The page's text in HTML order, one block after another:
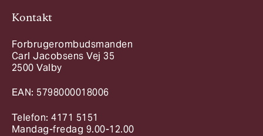
Kontakt
Forbrugerombudsmanden
Carl Jacobsens Vej 35
2500 Valby
EAN: 5798000018006
Telefon: 4171 5151
Mandag-fredag 9.00-12.00